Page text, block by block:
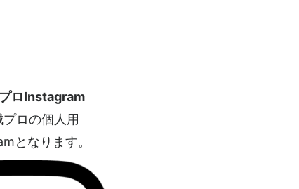
ロInstagram
プロの個人用
となります。